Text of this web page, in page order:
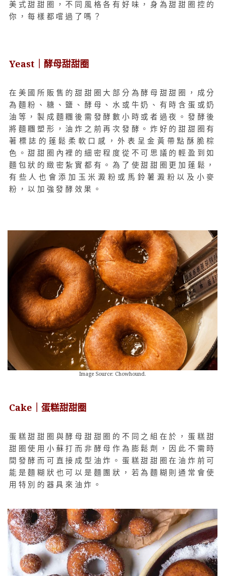
美式甜甜圈，不同風格各有好味，身為甜甜圈控的
你，每樣都嚐過了嗎？
Yeast｜酵母甜甜圈
在美國所販售的甜甜圈大部分為酵母甜甜圈，成分
為麵粉、糖、鹽、酵母、水或牛奶、有時含蛋或奶
油等，製成麵糰後需發酵數小時或者過夜。發酵後
將麵糰塑形，油炸之前再次發酵。炸好的甜甜圈有
著標誌的蓬鬆柔軟口感，外表呈金黃帶點酥脆棕
色。甜甜圈內裡的細密程度從不可思議的輕盈到如
麵包狀的緻密紮實都有。為了使甜甜圈更加蓬鬆，
有些人也會添加玉米澱粉或馬鈴薯澱粉以及小麥
粉，以加強發酵效果。
Image Source: Chowhound.
Cake｜蛋糕甜甜圈
蛋糕甜甜圈與酵母甜甜圈的不同之組在於，蛋糕甜
甜圈使用小蘇打而非酵母作為膨鬆劑，因此不需時
間發酵而可直接成型油炸。蛋糕甜甜圈在油炸前可
能是麵糊狀也可以是麵團狀，若為麵糊則通常會使
用特別的器具來油炸。